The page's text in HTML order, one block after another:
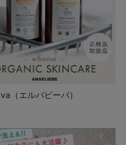
（エルバビーバ）